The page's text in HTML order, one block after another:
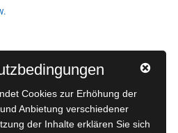
Cookies zur Erhöhung der
Anbietung verschiedener
der Inhalte erklären Sie sich